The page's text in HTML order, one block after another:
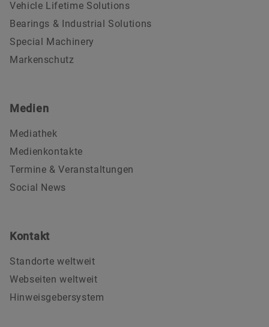
Vehicle Lifetime Solutions
Bearings & Industrial Solutions
Special Machinery
Markenschutz
Medien
Mediathek
Medienkontakte
Termine & Veranstaltungen
Social News
Kontakt
Standorte weltweit
Webseiten weltweit
Hinweisgebersystem